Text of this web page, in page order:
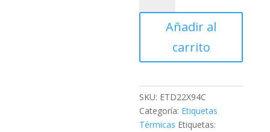
Etiquetas
TérmicasAñadir al
carrito
SKU: ETD22X94C
Categoría: Etiquetas
Térmicas Etiquetas: